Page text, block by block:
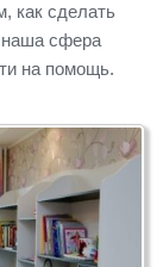
как сделать
наша сфера
на помощь.